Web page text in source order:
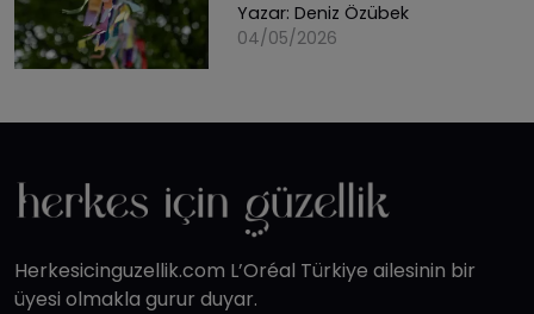
Yazar: Deniz Özübek
04/05/2026
Herkesicinguzellik.com L’Oréal Türkiye ailesinin bir
üyesi olmakla gurur duyar.